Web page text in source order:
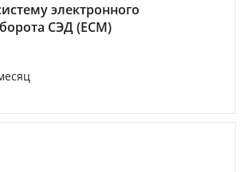
электронного
СЭД (ECM)